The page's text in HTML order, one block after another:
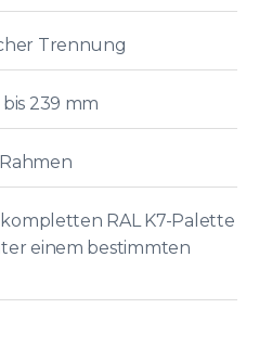
Trennung
239 mm
RAL K7-Palette
einem bestimmten